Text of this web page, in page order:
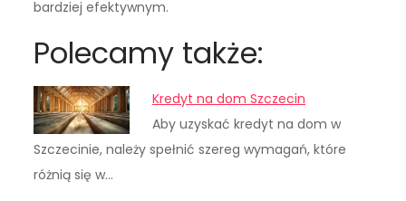
bardziej efektywnym.
Polecamy także:
Kredyt na dom Szczecin
Aby uzyskać kredyt na dom w
Szczecinie, należy spełnić szereg wymagań, które
różnią się w…